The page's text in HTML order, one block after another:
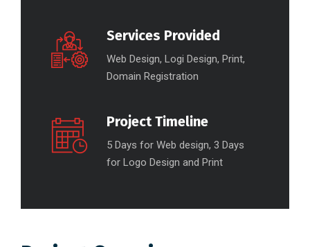
Services Provided
Web Design, Logi Design, Print,
Domain Registration
Project Timeline
5 Days for Web design, 3 Days
for Logo Design and Print